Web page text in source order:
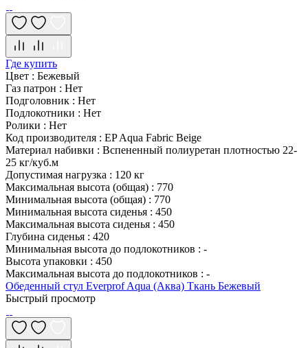
Где купить
Цвет : Бежевый
Газ патрон : Нет
Подголовник : Нет
Подлокотники : Нет
Ролики : Нет
Код производителя : EP Aqua Fabric Beige
Материал набивки : Вспененный полиуретан плотностью 22-
25 кг/куб.м
Допустимая нагрузка : 120 кг
Максимальная высота (общая) : 770
Минимальная высота (общая) : 770
Минимальная высота сиденья : 450
Максимальная высота сиденья : 450
Глубина сиденья : 420
Минимальная высота до подлокотников : -
Высота упаковки : 450
Максимальная высота до подлокотников : -
Обеденный стул Everprof Aqua (Аква) Ткань Бежевый
Быстрый просмотр